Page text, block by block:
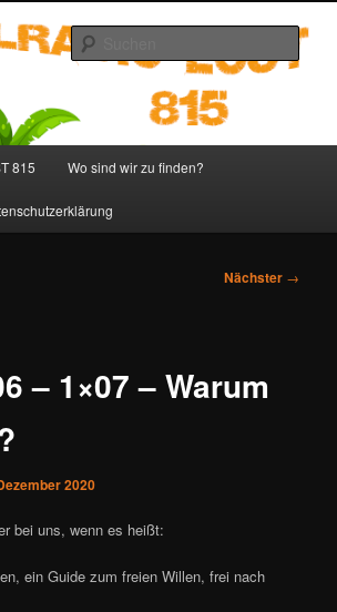
LOST 815 – LOST
815 Wo sind wir zu finden?
Nächster →
– 1×07 – Warum
2020
bei uns, wenn es heißt:
ein Guide zum freien Willen, frei nach